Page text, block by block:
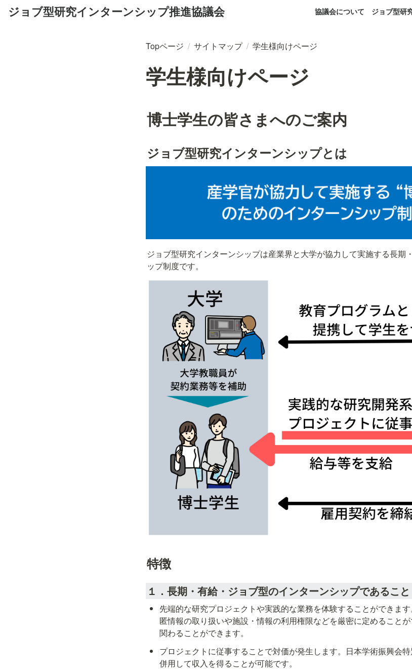
ジョブ型研究インターンシップ推進協議会 協議会について ジョブ型研
Topページ / サイトマップ / 学生様向けページ
学生様向けページ
博士学生の皆さまへのご案内
ジョブ型研究インターンシップとは
ジョブ型研究インターンシップは産業界と大学が協力して実施する長期
ップ制度です。
特徴
１．長期・有給・ジョブ型のインターンシップであること
先端的な研究プロジェクトや実践的な業務を体験することができま
匿情報の取り扱いや施設・情報の利用権限などを厳密に定めること
関わることができます。
プロジェクトに従事することで対価が発生します。日本学術振興会
併用して収入を得ることが可能です。